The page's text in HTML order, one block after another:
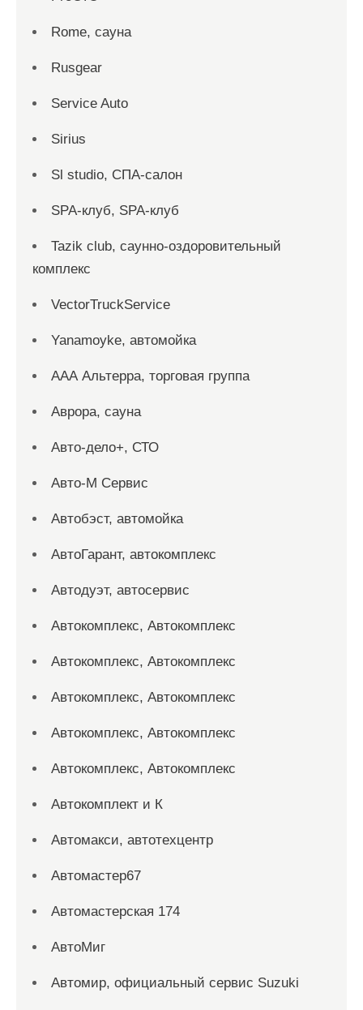
Rome, сауна
Rusgear
Service Auto
Sirius
Sl studio, СПА-салон
SPA-клуб, SPA-клуб
Tazik club, саунно-оздоровительный
комплекс
VectorTruckService
Yanamoyke, автомойка
ААА Альтерра, торговая группа
Аврора, сауна
Авто-дело+, СТО
Авто-М Сервис
Автобэст, автомойка
АвтоГарант, автокомплекс
Автодуэт, автосервис
Автокомплекс, Автокомплекс
Автокомплекс, Автокомплекс
Автокомплекс, Автокомплекс
Автокомплекс, Автокомплекс
Автокомплекс, Автокомплекс
Автокомплект и К
Автомакси, автотехцентр
Автомастер67
Автомастерская 174
АвтоМиг
Автомир, официальный сервис Suzuki